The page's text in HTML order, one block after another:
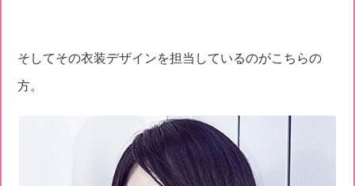
そしてその衣装デザインを担当しているのがこちらの
方。